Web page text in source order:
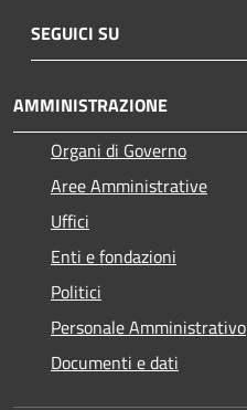
SEGUICI SU
AMMINISTRAZIONE
Organi di Governo
Aree Amministrative
Uffici
Enti e fondazioni
Politici
Personale Amministrativo
Documenti e dati